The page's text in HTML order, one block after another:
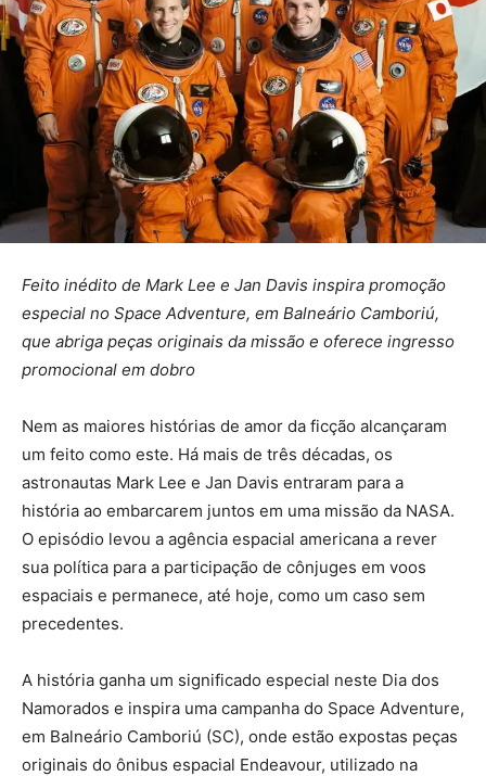
Feito inédito de Mark Lee e Jan Davis inspira promoção
especial no Space Adventure, em Balneário Camboriú,
que abriga peças originais da missão e oferece ingresso
promocional em dobro
Nem as maiores histórias de amor da ficção alcançaram
um feito como este. Há mais de três décadas, os
astronautas Mark Lee e Jan Davis entraram para a
história ao embarcarem juntos em uma missão da NASA.
O episódio levou a agência espacial americana a rever
sua política para a participação de cônjuges em voos
espaciais e permanece, até hoje, como um caso sem
precedentes.
A história ganha um significado especial neste Dia dos
Namorados e inspira uma campanha do Space Adventure,
em Balneário Camboriú (SC), onde estão expostas peças
originais do ônibus espacial Endeavour, utilizado na